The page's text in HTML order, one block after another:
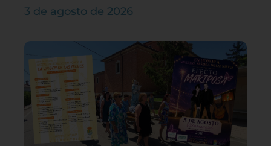
3 de agosto de 2026